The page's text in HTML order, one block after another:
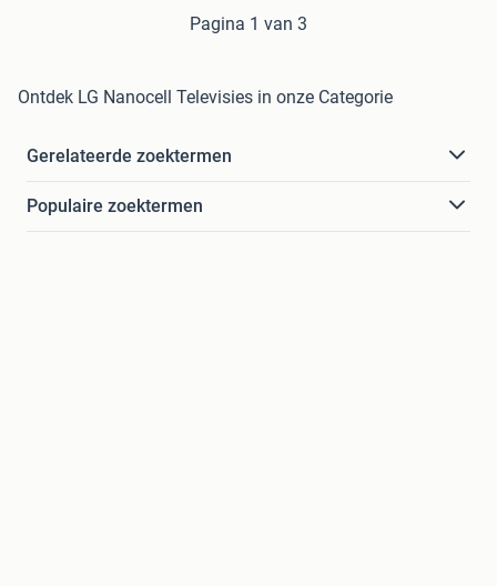
Pagina 1 van 3
Ontdek LG Nanocell Televisies in onze Categorie
Gerelateerde zoektermen
Populaire zoektermen